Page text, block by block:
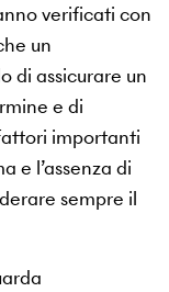
verificati con
un
di assicurare un
e di
importanti
e l’assenza di
sempre il